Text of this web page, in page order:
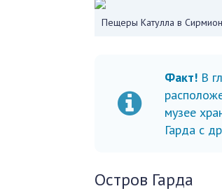
Пещеры Катулла в
Факт! В
музее
Гарда с
Остров Гарда